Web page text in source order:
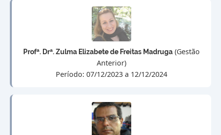
Profª. Drª. Zulma Elizabete de Freitas Madruga (Gestão
Anterior)
Período: 07/12/2023 a 12/12/2024